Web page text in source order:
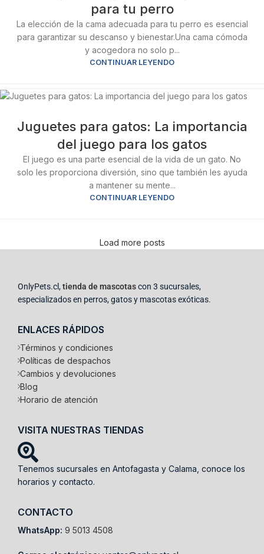
para tu perro
La elección de la cama adecuada para tu perro es esencial
para garantizar su descanso y bienestar.Una cama cómoda
y acogedora no solo p...
CONTINUAR LEYENDO
Juguetes para gatos: La importancia
del juego para los gatos
El juego es una parte esencial de la vida de un gato. No
solo les proporciona diversión, sino que también les ayuda
a mantener su mente...
CONTINUAR LEYENDO
Load more posts
OnlyPets.cl,tienda de mascotascon 3 sucursales,
especializados en perros, gatos y mascotas exóticas.
ENLACES RÁPIDOS
Términos y condiciones
Políticas de despachos
Cambios y devoluciones
Blog
Horario de atención
VISITA NUESTRAS TIENDAS
Tenemos sucursales en Antofagasta y Calama, conoce los
horarios y contacto.
CONTACTO
WhatsApp: 9 5013 4508